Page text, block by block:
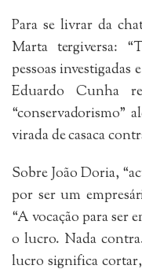
Para se livrar da
Marta tergiversa:
pessoas investigadas
Eduardo Cunha
“conservadorismo”
virada de casaca
Sobre João Doria,
por ser um
“A vocação para ser
o lucro. Nada
lucro significa